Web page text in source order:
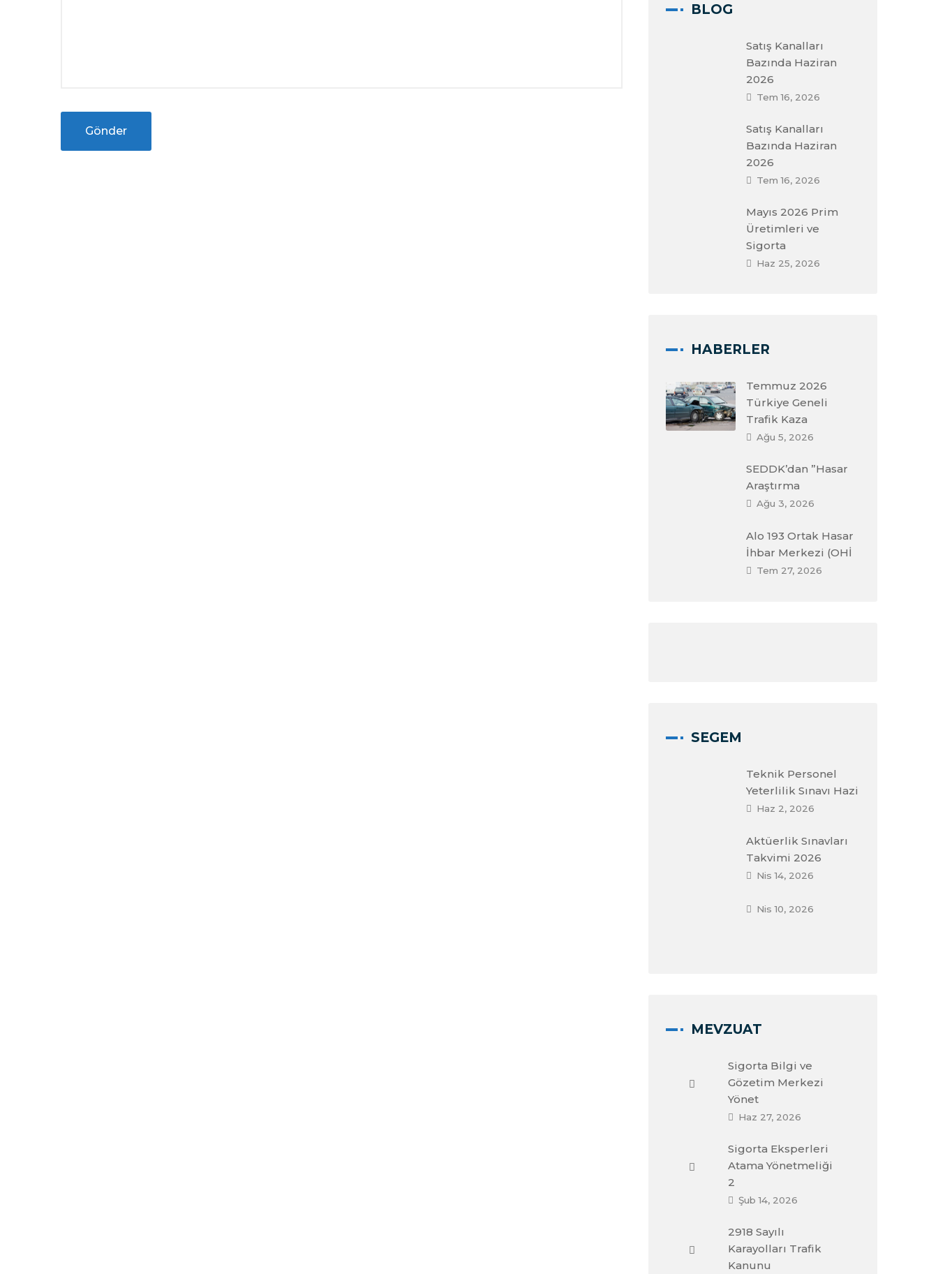
BLOG
Satış Kanalları
Bazında Haziran
2026
Tem 16, 2026
Satış Kanalları
Bazında Haziran
2026
Tem 16, 2026
Mayıs 2026 Prim
Üretimleri ve
Sigorta
Haz 25, 2026
HABERLER
Temmuz 2026
Türkiye Geneli
Trafik Kaza
Ağu 5, 2026
SEDDK’dan ”Hasar
Araştırma
Ağu 3, 2026
Alo 193 Ortak Hasar
İhbar Merkezi (OHİ
Tem 27, 2026
SEGEM
Teknik Personel
Yeterlilik Sınavı Hazi
Haz 2, 2026
Aktüerlik Sınavları
Takvimi 2026
Nis 14, 2026
Nis 10, 2026
MEVZUAT
Sigorta Bilgi ve
Gözetim Merkezi
Yönet
Haz 27, 2026
Sigorta Eksperleri
Atama Yönetmeliği
2
Şub 14, 2026
2918 Sayılı
Karayolları Trafik
Kanunu